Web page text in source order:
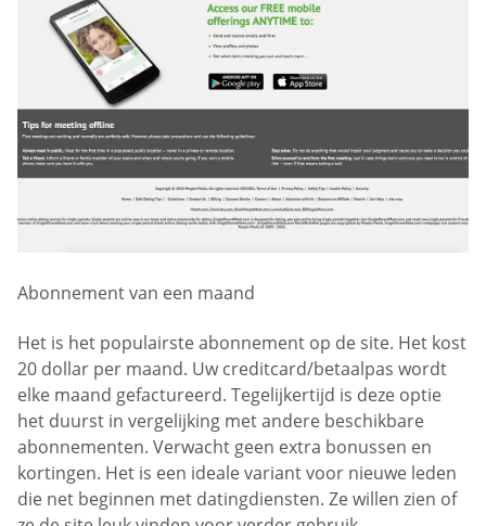
Abonnement van een maand
Het is het populairste abonnement op de site. Het kost
20 dollar per maand. Uw creditcard/betaalpas wordt
elke maand gefactureerd. Tegelijkertijd is deze optie
het duurst in vergelijking met andere beschikbare
abonnementen. Verwacht geen extra bonussen en
kortingen. Het is een ideale variant voor nieuwe leden
die net beginnen met datingdiensten. Ze willen zien of